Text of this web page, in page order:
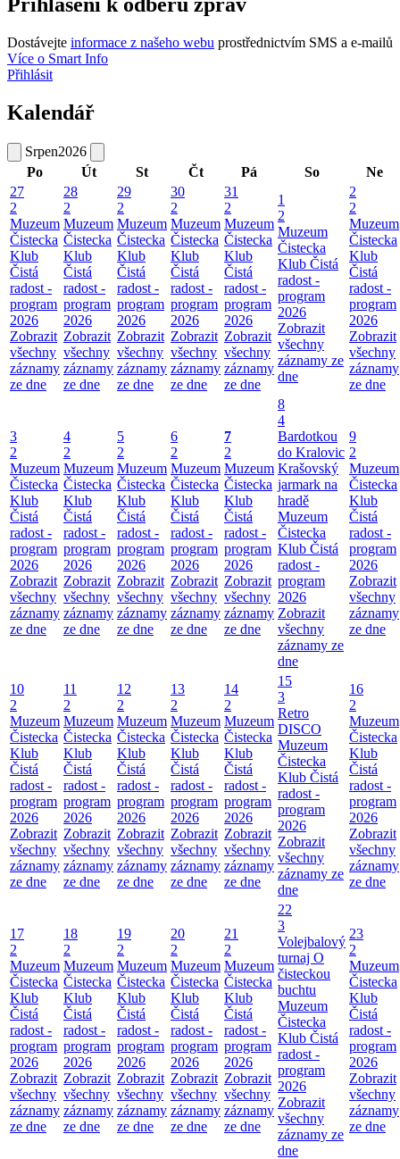
Dostávejte informace z našeho webu prostřednictvím SMS a e-mailů
Více o Smart Info
Přihlásit
Kalendář
Srpen2026
Po
Út St Čt Pá So
Ne
27
2
Muzeum
Čistecka
Klub
Čistá
radost -
program
2026
Zobrazit
všechny
záznamy
ze dne
28
2
Muzeum
Čistecka
Klub
Čistá
radost -
program
2026
Zobrazit
všechny
záznamy
ze dne
29
2
Muzeum
Čistecka
Klub
Čistá
radost -
program
2026
Zobrazit
všechny
záznamy
ze dne
30
2
Muzeum
Čistecka
Klub
Čistá
radost -
program
2026
Zobrazit
všechny
záznamy
ze dne
31
2
Muzeum
Čistecka
Klub
Čistá
radost -
program
2026
Zobrazit
všechny
záznamy
ze dne
1
2
Muzeum
Čistecka
Klub Čistá
radost -
program
2026
Zobrazit
všechny
záznamy ze
dne
2
2
Muzeum
Čistecka
Klub
Čistá
radost -
program
2026
Zobrazit
všechny
záznamy
ze dne
3
2
Muzeum
Čistecka
Klub
Čistá
radost -
program
2026
Zobrazit
všechny
záznamy
ze dne
4
2
Muzeum
Čistecka
Klub
Čistá
radost -
program
2026
Zobrazit
všechny
záznamy
ze dne
5
2
Muzeum
Čistecka
Klub
Čistá
radost -
program
2026
Zobrazit
všechny
záznamy
ze dne
6
2
Muzeum
Čistecka
Klub
Čistá
radost -
program
2026
Zobrazit
všechny
záznamy
ze dne
7
2
Muzeum
Čistecka
Klub
Čistá
radost -
program
2026
Zobrazit
všechny
záznamy
ze dne
8
4
Bardotkou
do Kralovic
Krašovský
jarmark na
hradě
Muzeum
Čistecka
Klub Čistá
radost -
program
2026
Zobrazit
všechny
záznamy ze
dne
9
2
Muzeum
Čistecka
Klub
Čistá
radost -
program
2026
Zobrazit
všechny
záznamy
ze dne
10
2
Muzeum
Čistecka
Klub
Čistá
radost -
program
2026
Zobrazit
všechny
záznamy
ze dne
11
2
Muzeum
Čistecka
Klub
Čistá
radost -
program
2026
Zobrazit
všechny
záznamy
ze dne
12
2
Muzeum
Čistecka
Klub
Čistá
radost -
program
2026
Zobrazit
všechny
záznamy
ze dne
13
2
Muzeum
Čistecka
Klub
Čistá
radost -
program
2026
Zobrazit
všechny
záznamy
ze dne
14
2
Muzeum
Čistecka
Klub
Čistá
radost -
program
2026
Zobrazit
všechny
záznamy
ze dne
15
3
Retro
DISCO
Muzeum
Čistecka
Klub Čistá
radost -
program
2026
Zobrazit
všechny
záznamy ze
dne
16
2
Muzeum
Čistecka
Klub
Čistá
radost -
program
2026
Zobrazit
všechny
záznamy
ze dne
17
2
Muzeum
Čistecka
Klub
Čistá
radost -
program
2026
Zobrazit
všechny
záznamy
ze dne
18
2
Muzeum
Čistecka
Klub
Čistá
radost -
program
2026
Zobrazit
všechny
záznamy
ze dne
19
2
Muzeum
Čistecka
Klub
Čistá
radost -
program
2026
Zobrazit
všechny
záznamy
ze dne
20
2
Muzeum
Čistecka
Klub
Čistá
radost -
program
2026
Zobrazit
všechny
záznamy
ze dne
21
2
Muzeum
Čistecka
Klub
Čistá
radost -
program
2026
Zobrazit
všechny
záznamy
ze dne
22
3
Volejbalový
turnaj O
čisteckou
buchtu
Muzeum
Čistecka
Klub Čistá
radost -
program
2026
Zobrazit
všechny
záznamy ze
dne
23
2
Muzeum
Čistecka
Klub
Čistá
radost -
program
2026
Zobrazit
všechny
záznamy
ze dne